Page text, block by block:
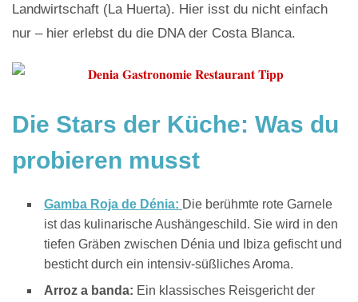
Landwirtschaft (La Huerta). Hier isst du nicht einfach
nur – hier erlebst du die DNA der Costa Blanca.
Die Stars der Küche: Was du
probieren musst
Gamba Roja de Dénia: Die berühmte rote Garnele
ist das kulinarische Aushängeschild. Sie wird in den
tiefen Gräben zwischen Dénia und Ibiza gefischt und
besticht durch ein intensiv-süßliches Aroma.
Arroz a banda: Ein klassisches Reisgericht der